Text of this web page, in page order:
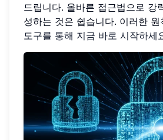
드립니다. 올바른 접근법으로 강
성하는 것은 쉽습니다. 이러한 원
도구를 통해 지금 바로 시작하세